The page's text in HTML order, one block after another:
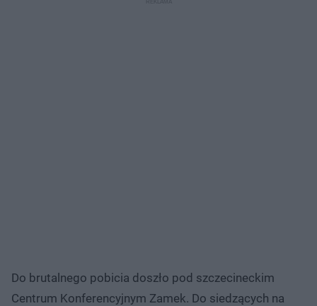
Do brutalnego pobicia doszło pod szczecineckim
Centrum Konferencyjnym Zamek. Do siedzących na